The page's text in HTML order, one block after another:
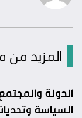
المزيد من
الدولة
السياسة